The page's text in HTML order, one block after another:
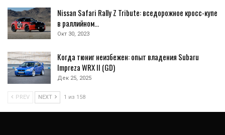
Nissan Safari Rally Z Tribute: вседорожное кросс-купе
в раллийном…
Окт 30, 2023
Когда тюниг неизбежен: опыт владения Subaru
Impreza WRX II (GD)
Дек 25, 2025
PREV NEXT 1 из 158